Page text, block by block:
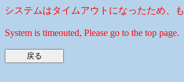
システムはタイムアウトになったため、
System is timeouted, Please go to the top page.